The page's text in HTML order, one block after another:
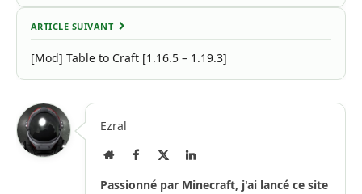
ARTICLE SUIVANT
[Mod] Table to Craft [1.16.5 – 1.19.3]
Ezral
Site
Facebook LinkedIn
Passionné par Minecraft, j'ai lancé ce site